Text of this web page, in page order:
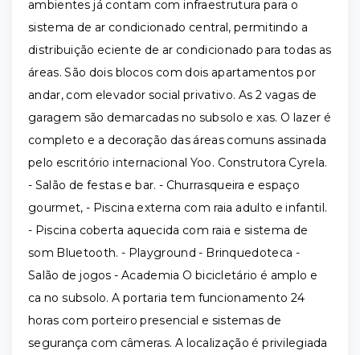
ambientes já contam com infraestrutura para o
sistema de ar condicionado central, permitindo a
distribuição eciente de ar condicionado para todas as
áreas. São dois blocos com dois apartamentos por
andar, com elevador social privativo. As 2 vagas de
garagem são demarcadas no subsolo e xas. O lazer é
completo e a decoração das áreas comuns assinada
pelo escritório internacional Yoo. Construtora Cyrela.
- Salão de festas e bar. - Churrasqueira e espaço
gourmet, - Piscina externa com raia adulto e infantil.
- Piscina coberta aquecida com raia e sistema de
som Bluetooth. - Playground - Brinquedoteca -
Salão de jogos - Academia O bicicletário é amplo e
ca no subsolo. A portaria tem funcionamento 24
horas com porteiro presencial e sistemas de
segurança com câmeras. A localização é privilegiada